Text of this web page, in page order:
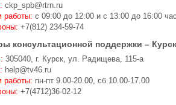
ckp_spb@rtrn.ru
работы: с 09:00 до 12:00 и с 13:00 до 16:00
+7(812) 234-59-74
консультационной поддержки –
305040, г. Курск, ул. Радищева, 115-а
help@tv46.ru
работы: пн-пт 9.00-20.00, сб 10.00-17.00
+7(4712)36-02-12